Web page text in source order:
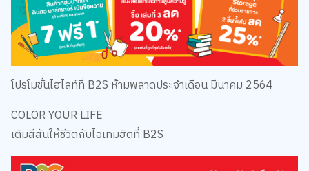
โปรโมชั่นไฮไลท์ที่ B2S ห้ามพลาดประจำเดือน มีนาคม 2564
COLOR YOUR LIFE
เติมสีสันให้ชีวิตกับไอเทมฮิตที่ B2S